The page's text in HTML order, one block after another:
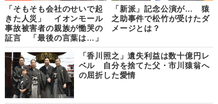
「そもそも会社のせいで起
きた人災」 イオンモール
事故被害者の親族が慟哭の
証言 「最後の言葉は…」
「新派」記念公演が… 猿
之助事件で松竹が受けたダ
メージとは？
「香川照之」遺失利益は数十億円レ
ベル 自分を捨てた父・市川猿翁へ
の屈折した愛情